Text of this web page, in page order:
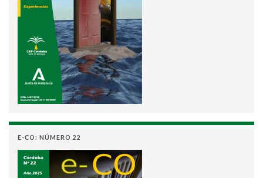
E-CO: NÚMERO 22